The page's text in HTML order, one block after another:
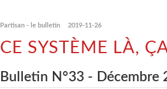
Partisan - le bulletin 2019-11-26
CE SYSTÈME LÀ,
Bulletin N°33 - Décembre